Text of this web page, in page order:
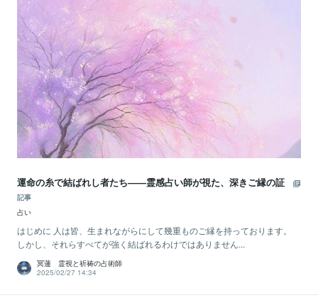
運命の糸で結ばれし者たち——霊感占い師が視た、深きご縁の証
記事
占い
はじめに 人は皆、生まれながらにして幾重ものご縁を持っております。
しかし、それらすべてが強く結ばれるわけではありません...
冥蓮 霊視と祈祷の占術師
2025/02/27 14:34